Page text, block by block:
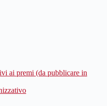
ai premi (da pubblicare in